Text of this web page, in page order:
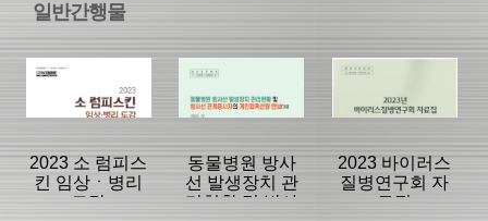
일반간행물
2023 소 럼피스
킨 임상ㆍ병리
도감
동물병원 방사
선 발생장치 관
리현황 및 방사
2023 바이러스
질병연구회 자
료집